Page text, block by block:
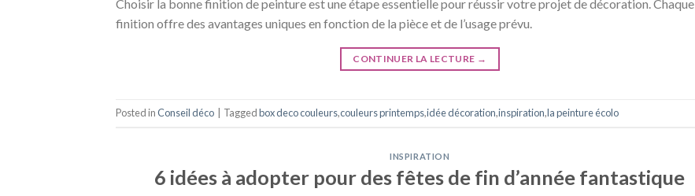
Choisir la bonne finition de peinture est une étape essentielle pour réussir votre projet de décoration. Chaque
finition offre des avantages uniques en fonction de la pièce et de l’usage prévu.
CONTINUER LA LECTURE →
Posted inConseil déco Taggedbox deco couleurs,couleurs printemps,idée décoration,inspiration,la peinture écolo
INSPIRATION
6 idées à adopter pour des fêtes de fin d’année fantastique